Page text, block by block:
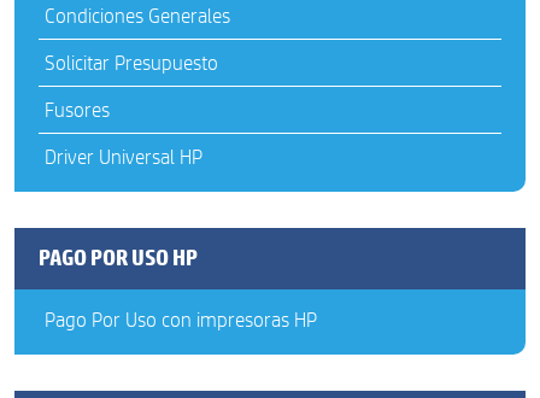
Condiciones Generales
Solicitar Presupuesto
Fusores
Driver Universal HP
PAGO POR USO HP
Pago Por Uso con impresoras HP